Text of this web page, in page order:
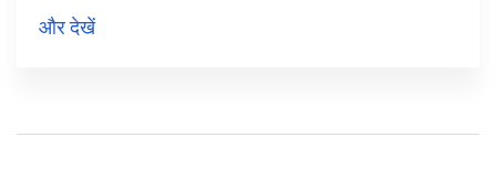
डॉन पेटिट के साथ मिलकर विभिन्न महत्वपूर्ण कामों को अंजाम
और देखें